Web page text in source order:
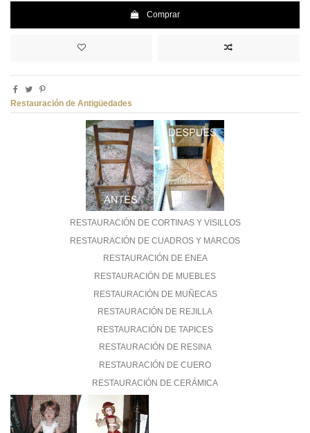
Comprar
Restauración de Antigüedades
RESTAURACIÓN DE CORTINAS Y VISILLOS
RESTAURACIÓN DE CUADROS Y MARCOS
RESTAURACIÓN DE ENEA
RESTAURACIÓN DE MUEBLES
RESTAURACIÓN DE MUÑECAS
RESTAURACIÓN DE REJILLA
RESTAURACIÓN DE TAPICES
RESTAURACIÓN DE RESINA
RESTAURACIÓN DE CUERO
RESTAURACIÓN DE CERÁMICA